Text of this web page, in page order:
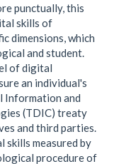
punctually, this
skills of
dimensions, which
and student.
of digital
an individual's
Information and
(TDIC) treaty
and third parties.
skills measured by
procedure of